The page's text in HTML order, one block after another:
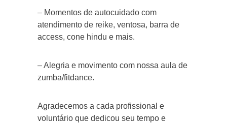
– Momentos de autocuidado com
atendimento de reike, ventosa, barra de
access, cone hindu e mais.
– Alegria e movimento com nossa aula de
zumba/fitdance.
Agradecemos a cada profissional e
voluntário que dedicou seu tempo e